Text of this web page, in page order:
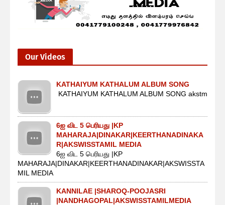
Our Videos
KATHAIYUM KATHALUM ALBUM SONG
KATHAIYUM KATHALUM ALBUM SONG akstm
6ஐ விட 5 பெரியது |KP
MAHARAJA|DINAKAR|KEERTHANADINAKA
R|AKSWISSTAMIL MEDIA
6ஐ விட 5 பெரியது |KP
MAHARAJA|DINAKAR|KEERTHANADINAKAR|AKSWISSTA
MIL MEDIA
KANNILAE |SHAROQ-POOJASRI
|NANDHAGOPAL|AKSWISSTAMILMEDIA